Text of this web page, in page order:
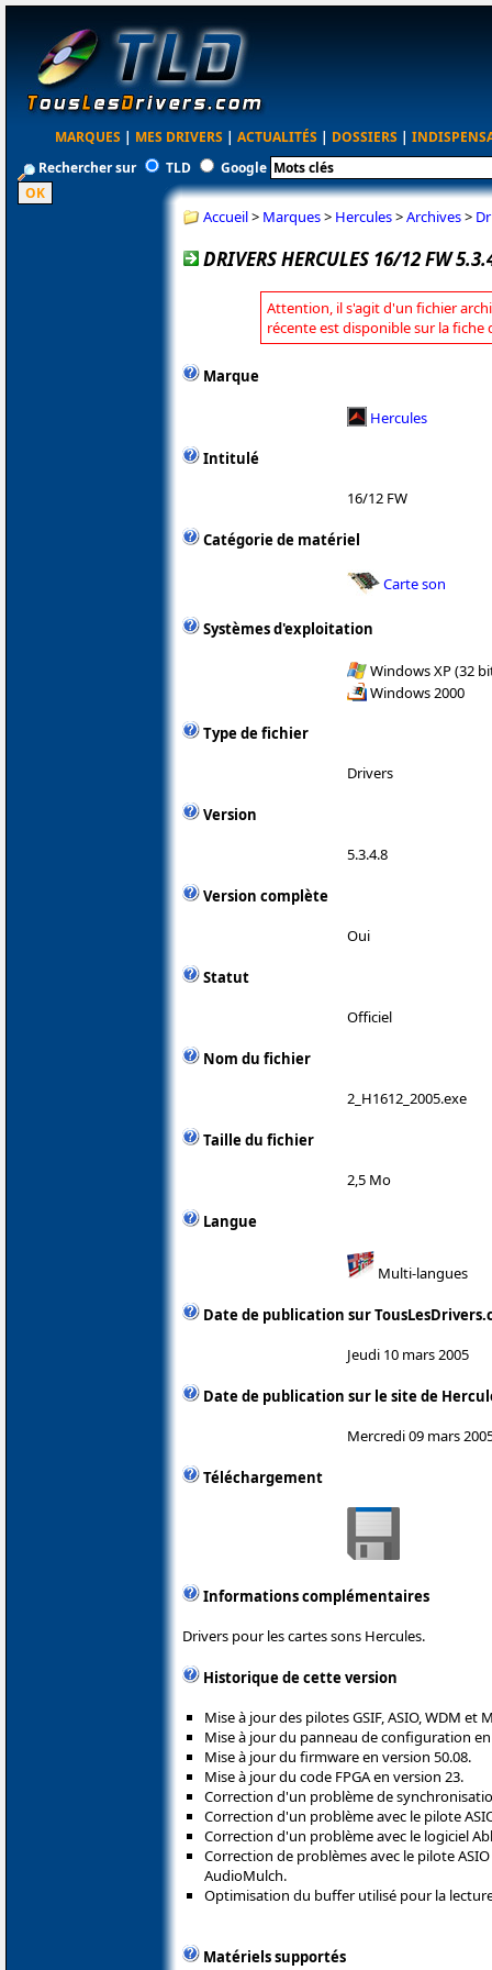
MARQUES | MES DRIVERS | ACTUALITÉS | DOSSIERS |
Rechercher sur
TLD Google
Accueil> Marques> Hercules>Archives>
DRIVERS HERCULES 16/12 FW
Attention, il s'agit d'un fichier
récente est disponible sur la fiche
Marque
Hercules
Intitulé
16/12 FW
Catégorie de matériel
Carte son
Systèmes d'exploitation
Windows XP (32
Windows 2000
Type de fichier
Drivers
Version
5.3.4.8
Version complète
Oui
Statut
Officiel
Nom du fichier
2_H1612_2005.exe
Taille du fichier
2,5 Mo
Langue
Multi-langues
Date de publication sur
Jeudi 10 mars 2005
Date de publication sur le site de
Mercredi 09 mars
Téléchargement
Informations complémentaires
Drivers pour les cartes sons Hercules.
Historique de cette version
Mise à jour des pilotes GSIF, ASIO, WDM et
Mise à jour du panneau de configuration
Mise à jour du firmware en version 50.08.
Mise à jour du code FPGA en version 23.
Correction d'un problème de
Correction d'un problème avec le pilote
Correction d'un problème avec le logiciel
Correction de problèmes avec le pilote
AudioMulch.
Optimisation du buffer utilisé pour la
Matériels supportés